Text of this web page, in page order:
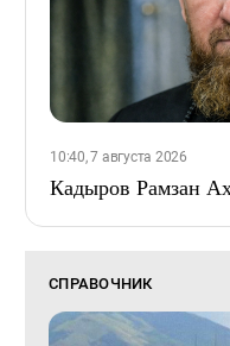
10:40, 7 августа 2026
Кадыров Рамзан
СПРАВОЧНИК